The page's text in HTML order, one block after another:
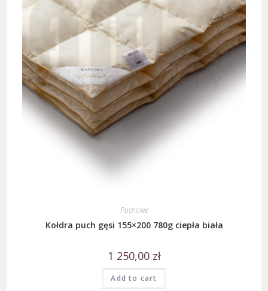
Puchowe
Kołdra puch gęsi 155×200 780g ciepła biała
1 250,00 zł
Add to cart